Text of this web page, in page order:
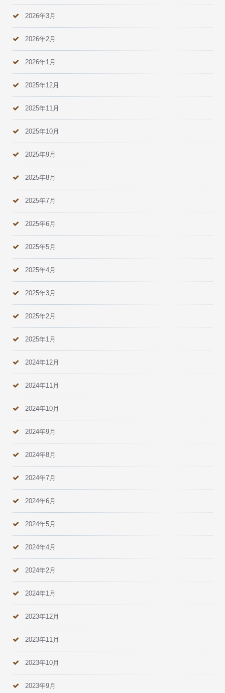
2026年3月
2026年2月
2026年1月
2025年12月
2025年11月
2025年10月
2025年9月
2025年8月
2025年7月
2025年6月
2025年5月
2025年4月
2025年3月
2025年2月
2025年1月
2024年12月
2024年11月
2024年10月
2024年9月
2024年8月
2024年7月
2024年6月
2024年5月
2024年4月
2024年2月
2024年1月
2023年12月
2023年11月
2023年10月
2023年9月